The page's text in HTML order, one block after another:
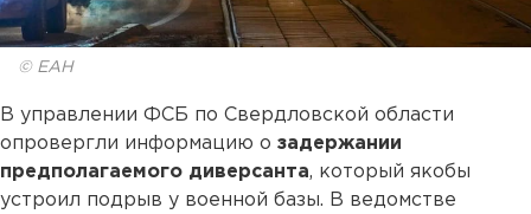
© ЕАН
В управлении ФСБ по Свердловской области
опровергли информацию о задержании
предполагаемого диверсанта, который якобы
устроил подрыв у военной базы. В ведомстве